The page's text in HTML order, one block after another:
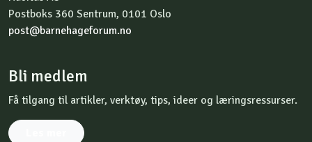
Postboks 360 Sentrum, 0101 Oslo
post@barnehageforum.no
Bli medlem
Få tilgang til artikler, verktøy, tips, ideer og læringsressurser.